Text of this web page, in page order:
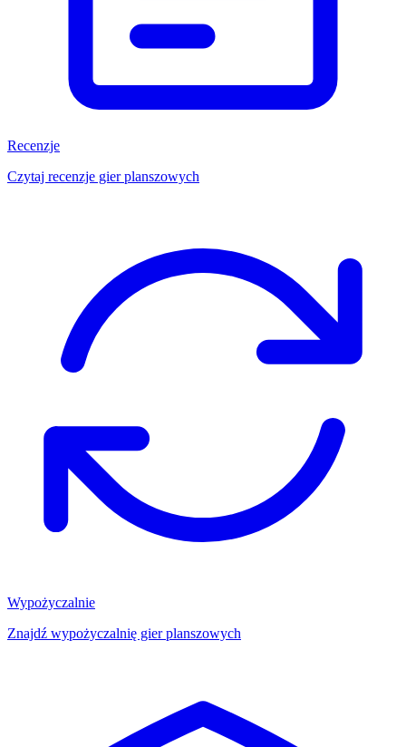
Recenzje
Czytaj recenzje gier planszowych
Wypożyczalnie
Znajdź wypożyczalnię gier planszowych